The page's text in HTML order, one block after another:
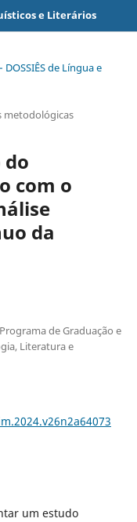
e Literários
de Língua e
metodológicas
do
com o
da
de Graduação e
Literatura e
um estudo